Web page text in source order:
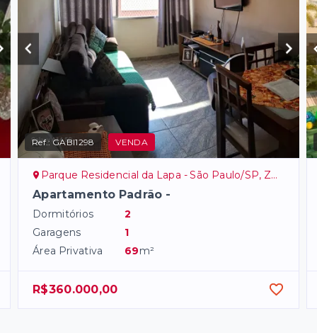
Ref.:GABI1298 VENDA
Parque Residencial da Lapa - São Paulo/SP, Zona Oeste
Apartamento Padrão -
Dormitórios
2
Garagens
1
Área Privativa
69m²
R$360.000,00